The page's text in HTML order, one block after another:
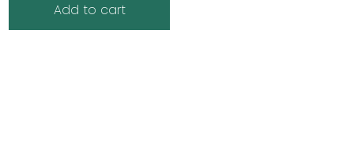
Add to cart